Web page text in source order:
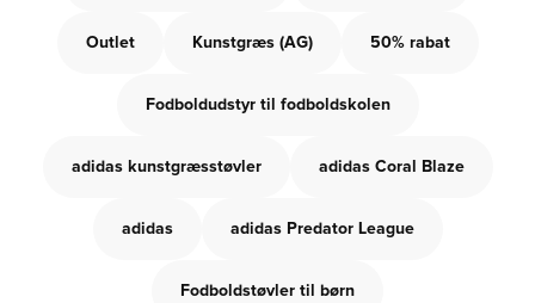
Outlet Kunstgræs (AG) 50% rabat
Fodboldudstyr til fodboldskolen
adidas kunstgræsstøvler adidas Coral Blaze
adidas adidas Predator League
Fodboldstøvler til børn